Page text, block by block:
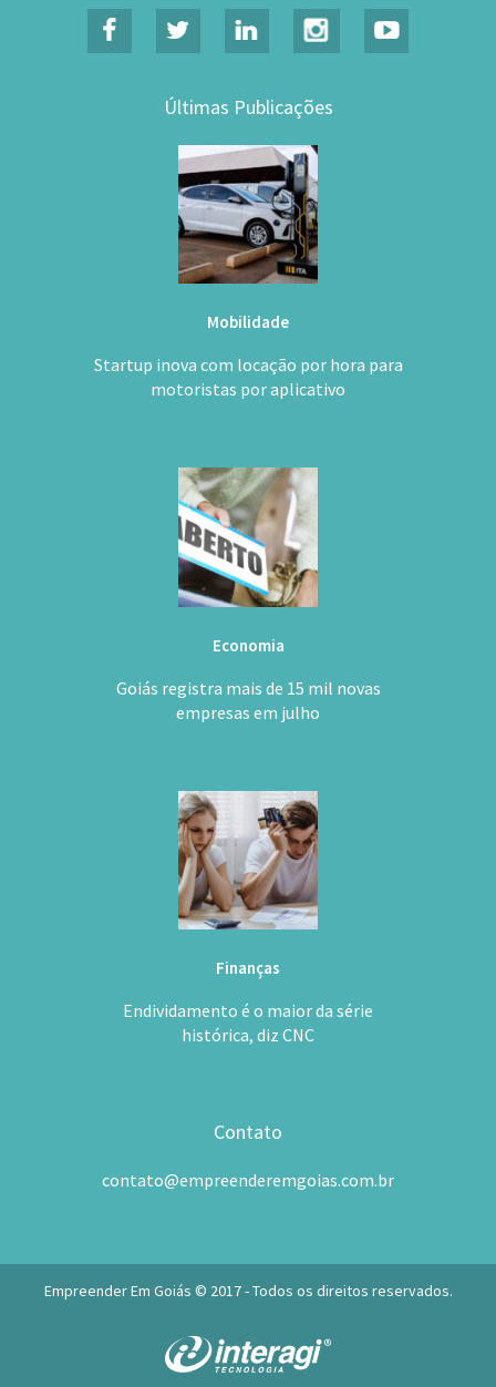
Últimas Publicações
Mobilidade
Startup inova com locação por hora para
motoristas por aplicativo
Economia
Goiás registra mais de 15 mil novas
empresas em julho
Finanças
Endividamento é o maior da série
histórica, diz CNC
Contato
contato@empreenderemgoias.com.br
Empreender Em Goiás © 2017 - Todos os direitos reservados.